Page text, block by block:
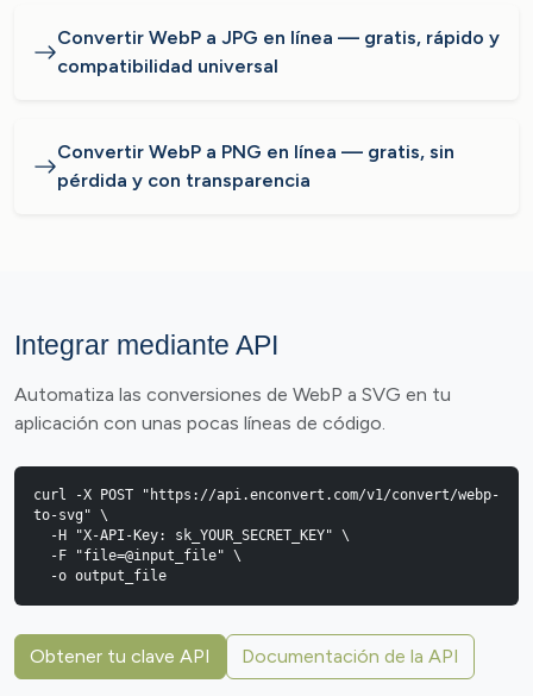
Convertir WebP a JPG en línea — gratis, rápido y
compatibilidad universal
Convertir WebP a PNG en línea — gratis, sin
pérdida y con transparencia
Integrar mediante API
Automatiza las conversiones de WebP a SVG en tu
aplicación con unas pocas líneas de código.
curl -X POST "https://api.enconvert.com/v1/convert/webp-
to-svg" \
  -o output_file
Obtener tu clave API Documentación de la API